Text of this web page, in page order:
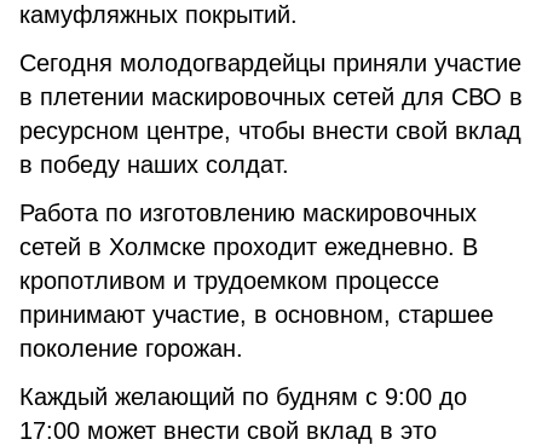
камуфляжных покрытий.
Сегодня молодогвардейцы приняли участие
в плетении маскировочных сетей для СВО в
ресурсном центре, чтобы внести свой вклад
в победу наших солдат.
Работа по изготовлению маскировочных
сетей в Холмске проходит ежедневно. В
кропотливом и трудоемком процессе
принимают участие, в основном, старшее
поколение горожан.
Каждый желающий по будням с 9:00 до
17:00 может внести свой вклад в это